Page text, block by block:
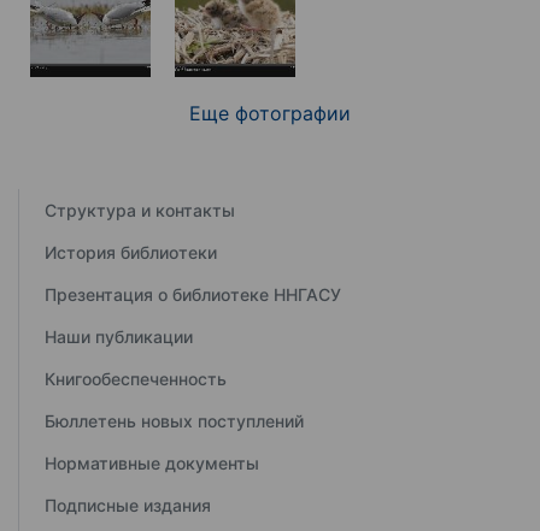
Еще фотографии
Структура и контакты
История библиотеки
Презентация о библиотеке ННГАСУ
Наши публикации
Книгообеспеченность
Бюллетень новых поступлений
Нормативные документы
Подписные издания